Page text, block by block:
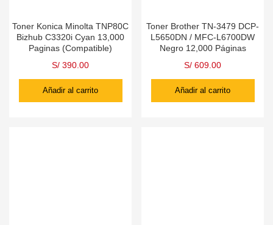
Toner Konica Minolta TNP80C
Bizhub C3320i Cyan 13,000
Paginas (Compatible)
S/ 390.00
Añadir al carrito
Toner Brother TN-3479 DCP-
L5650DN / MFC-L6700DW
Negro 12,000 Páginas
S/ 609.00
Añadir al carrito